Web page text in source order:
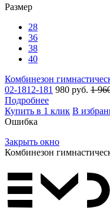
Размер
28
36
38
40
Комбинезон
02-1812-181 980 руб. 1
Подробнее
Купить в 1 клик В
Ошибка
Закрыть окно
Комбинезон